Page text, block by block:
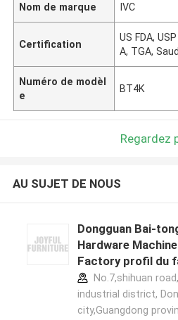
Nom de marque IVC
Certification
US FDA,
A, TGA,
Numéro de modèl
e
BT4K
Regardez
AU SUJET DE NOUS
Dongguan Bai-
Hardware
Factory profil du
No.7,shihuan
industrial district,
city,Guangdong